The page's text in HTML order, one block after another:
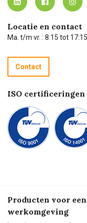
Carel Lurvink App
Hulp op afstand
Technische dienst
Recycle programma
Betalen
Carel Lurvink Blog
Carel de podcast
Locatie en contact
Ma. t/m vr. : 8:15 tot
Contact
ISO certificeringen
Producten voor
werkomgeving